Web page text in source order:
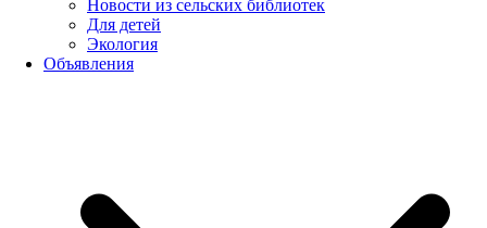
Новости из сельских библиотек
Для детей
Экология
Объявления